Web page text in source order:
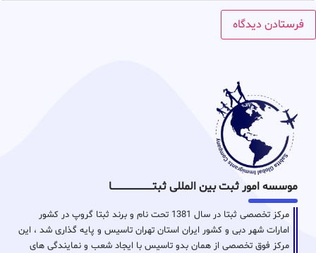
موسسه امور ثبت بین المللی ثبتـــــــــــــــــــــــــــــا
مرکز تخصصی ثبتا در سال 1381 تحت نام و برند ثبتا گروپ در کشور
امارات شهر دبی و کشور ایران استان تهران تاسیس و پایه گذاری شد ، این
مرکز فوق تخصصی از همان بدو تاسیس با ایجاد شعب و نمایندگی های